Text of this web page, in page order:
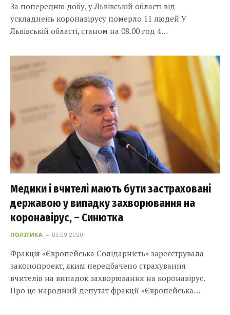
За попередню добу, у Львівській області від
ускладнень коронавірусу померло 11 людей У
Львівській області, станом на 08.00 год 4…
Медики і вчителі мають бути застраховані
державою у випадку захворювання на
коронавірус, – Синютка
ПОЛІТИКА 03.09.2020
Фракція «Європейська Солідарність» зареєструвала
законопроект, яким передбачено страхування
вчителів на випадок захворювання на коронавірус.
Про це народний депутат фракції «Європейська…